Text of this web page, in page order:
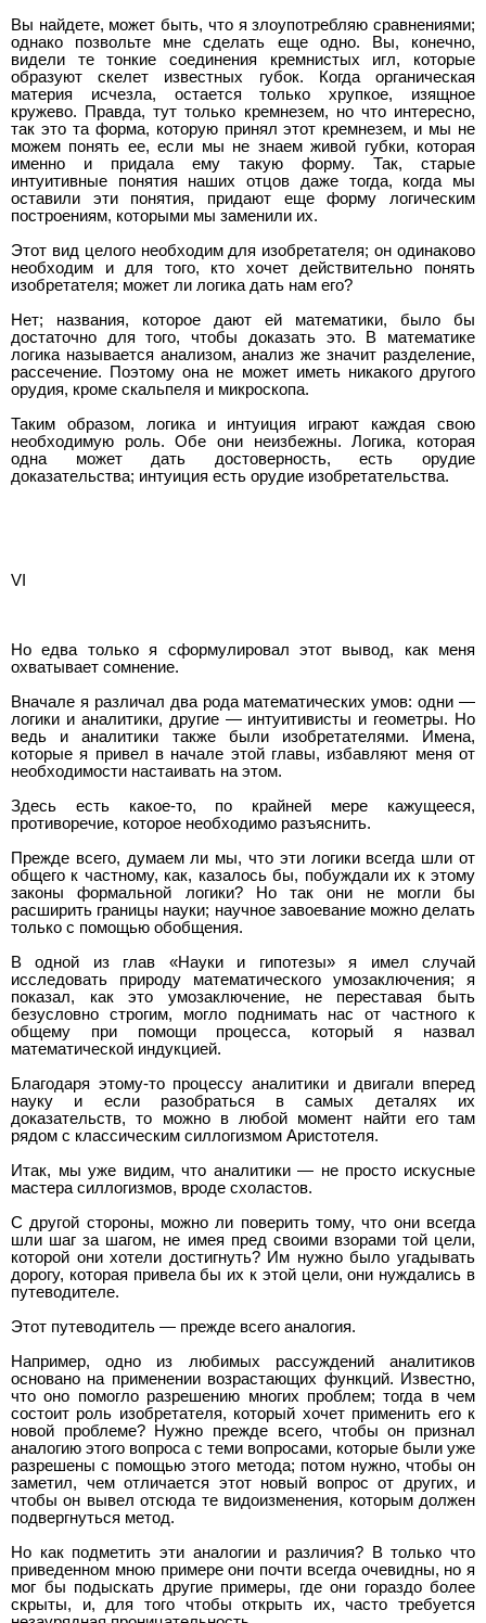
Вы найдете, может быть, что я злоупотребляю сравнениями;
однако позвольте мне сделать еще одно. Вы, конечно,
видели те тонкие соединения кремнистых игл, которые
образуют скелет известных губок. Когда органическая
материя исчезла, остается только хрупкое, изящное
кружево. Правда, тут только кремнезем, но что интересно,
так это та форма, которую принял этот кремнезем, и мы не
можем понять ее, если мы не знаем живой губки, которая
именно и придала ему такую форму. Так, старые
интуитивные понятия наших отцов даже тогда, когда мы
оставили эти понятия, придают еще форму логическим
построениям, которыми мы заменили их.
Этот вид целого необходим для изобретателя; он одинаково
необходим и для того, кто хочет действительно понять
изобретателя; может ли логика дать нам его?
Нет; названия, которое дают ей математики, было бы
достаточно для того, чтобы доказать это. В математике
логика называется анализом, анализ же значит разделение,
рассечение. Поэтому она не может иметь никакого другого
орудия, кроме скальпеля и микроскопа.
Таким образом, логика и интуиция играют каждая свою
необходимую роль. Обе они неизбежны. Логика, которая
одна может дать достоверность, есть орудие
доказательства; интуиция есть орудие изобретательства.
VI
Но едва только я сформулировал этот вывод, как меня
охватывает сомнение.
Вначале я различал два рода математических умов: одни —
логики и аналитики, другие — интуитивисты и геометры. Но
ведь и аналитики также были изобретателями. Имена,
которые я привел в начале этой главы, избавляют меня от
необходимости настаивать на этом.
Здесь есть какое-то, по крайней мере кажущееся,
противоречие, которое необходимо разъяснить.
Прежде всего, думаем ли мы, что эти логики всегда шли от
общего к частному, как, казалось бы, побуждали их к этому
законы формальной логики? Но так они не могли бы
расширить границы науки; научное завоевание можно делать
только с помощью обобщения.
В одной из глав «Науки и гипотезы» я имел случай
исследовать природу математического умозаключения; я
показал, как это умозаключение, не переставая быть
безусловно строгим, могло поднимать нас от частного к
общему при помощи процесса, который я назвал
математической индукцией.
Благодаря этому-то процессу аналитики и двигали вперед
науку и если разобраться в самых деталях их
доказательств, то можно в любой момент найти его там
рядом с классическим силлогизмом Аристотеля.
Итак, мы уже видим, что аналитики — не просто искусные
мастера силлогизмов, вроде схоластов.
С другой стороны, можно ли поверить тому, что они всегда
шли шаг за шагом, не имея пред своими взорами той цели,
которой они хотели достигнуть? Им нужно было угадывать
дорогу, которая привела бы их к этой цели, они нуждались в
путеводителе.
Этот путеводитель — прежде всего аналогия.
Например, одно из любимых рассуждений аналитиков
основано на применении возрастающих функций. Известно,
что оно помогло разрешению многих проблем; тогда в чем
состоит роль изобретателя, который хочет применить его к
новой проблеме? Нужно прежде всего, чтобы он признал
аналогию этого вопроса с теми вопросами, которые были уже
разрешены с помощью этого метода; потом нужно, чтобы он
заметил, чем отличается этот новый вопрос от других, и
чтобы он вывел отсюда те видоизменения, которым должен
подвергнуться метод.
Но как подметить эти аналогии и различия? В только что
приведенном мною примере они почти всегда очевидны, но я
мог бы подыскать другие примеры, где они гораздо более
скрыты, и, для того чтобы открыть их, часто требуется